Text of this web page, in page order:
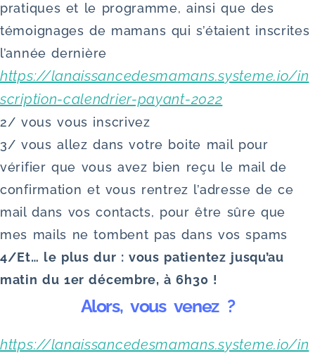
pratiques et le programme, ainsi que des
témoignages de mamans qui s’étaient inscrites
l’année dernière
https://lanaissancedesmamans.systeme.io/in
scription-calendrier-payant-2022
2/ vous vous inscrivez
3/ vous allez dans votre boite mail pour
vérifier que vous avez bien reçu le mail de
confirmation et vous rentrez l’adresse de ce
mail dans vos contacts, pour être sûre que
mes mails ne tombent pas dans vos spams
4/Et… le plus dur : vous patientez jusqu’au
matin du 1er décembre, à 6h30 !
Alors, vous venez ?
https://lanaissancedesmamans.systeme.io/in